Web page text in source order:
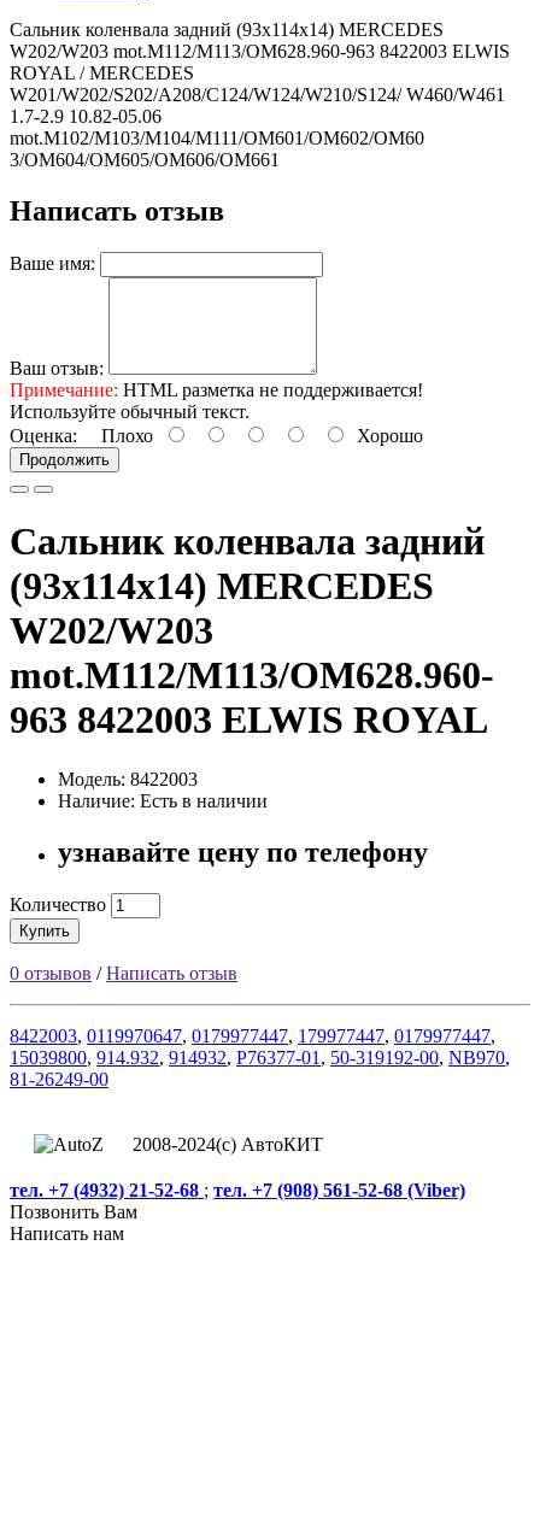
Сальник коленвала задний (93x114x14) MERCEDES
W202/W203 mot.M112/M113/OM628.960-963 8422003 ELWIS
ROYAL / MERCEDES
W201/W202/S202/A208/C124/W124/W210/S124/ W460/W461
1.7-2.9 10.82-05.06
mot.M102/M103/M104/M111/OM601/OM602/OM60
3/OM604/OM605/OM606/OM661
Написать отзыв
Ваше имя:
Ваш отзыв:
Примечание: HTML разметка не поддерживается!
Используйте обычный текст.
Оценка: Плохо Хорошо
Продолжить
Сальник коленвала задний
(93x114x14) MERCEDES
W202/W203
mot.M112/M113/OM628.960-
963 8422003 ELWIS ROYAL
Модель: 8422003
Наличие: Есть в наличии
узнавайте цену по телефону
Количество
Купить
0 отзывов /Написать отзыв
8422003, 0119970647, 0179977447, 179977447, 0179977447,
15039800, 914.932, 914932, P76377-01 , 50-319192-00, NB970,
81-26249-00
2008-2024(c) АвтоКИТ
тел. +7 (4932) 21-52-68 ; тел. +7 (908) 561-52-68 (Viber)
Позвонить Вам
Написать нам